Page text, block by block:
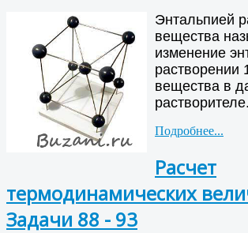
Энтальпией
вещества
изменение
растворении
вещества в
растворителе.
Подробнее...
Расчет
термодинамических
Задачи 88 - 93